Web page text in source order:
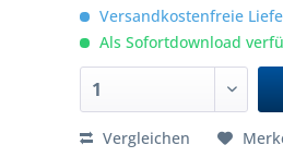
Versandkostenfreie
Als Sofortdownload
Vergleichen